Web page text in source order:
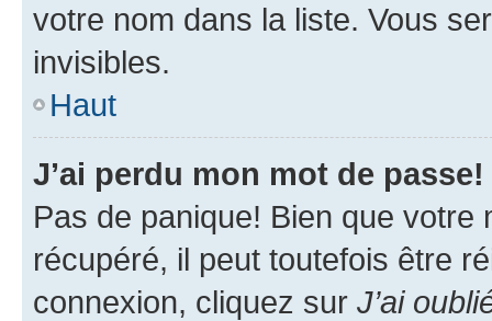
votre nom dans la liste. Vous
invisibles.
Haut
J’ai perdu mon mot de passe!
Pas de panique! Bien que
récupéré, il peut toutefois être
connexion, cliquez sur J’ai